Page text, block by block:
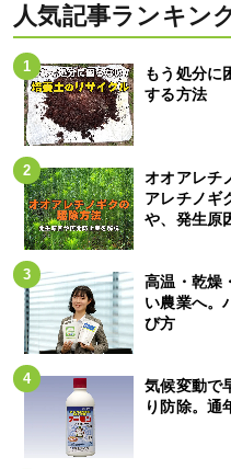
人気記事ランキン
もう処分
する方法
オオアレチ
アレチノギ
や、発生原
高温・乾燥
い農業へ。
び方
気候変動で
り防除。通